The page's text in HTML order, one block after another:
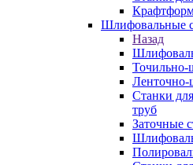
Шлифовальные
Назад
Точильно-
Ленточно-
Станки
труб
Заточные